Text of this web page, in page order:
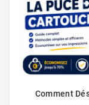
Comment